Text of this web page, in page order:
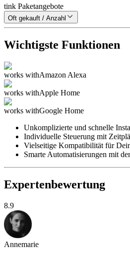
tink Paketangebote
Oft gekauft / Anzahl
Wichtigste Funktionen
works withAmazon Alexa
works withApple Home
works withGoogle Home
Unkomplizierte und schnelle
Individuelle Steuerung mit
Vielseitige Kompatibilität für
Smarte Automatisierungen mit
Expertenbewertung
8.9
Annemarie